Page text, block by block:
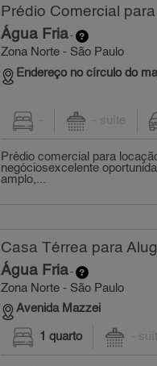
Prédio Comercial
Água Fria-
Zona Norte - São Paulo
Endereço no círculo do
- - suíte
Prédio comercial para
negóciosexcelente
amplo,...
Casa Térrea para
Água Fria-
Zona Norte - São Paulo
Avenida Mazzei
1 quarto -